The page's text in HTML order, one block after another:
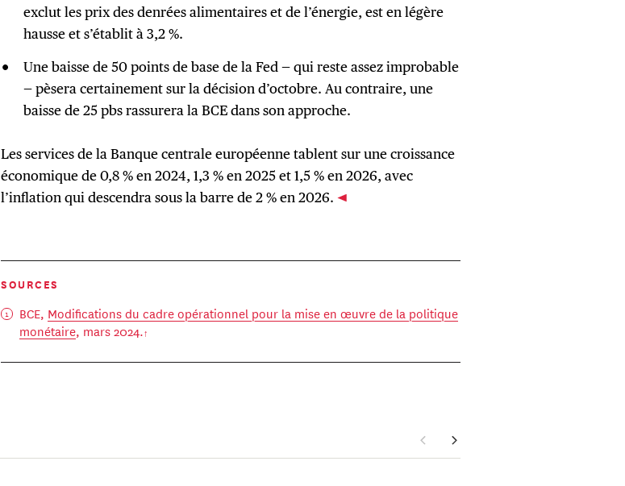
exclut les prix des denrées alimentaires et de l’énergie, est en légère
hausse et s’établit à 3,2 %.
Une baisse de 50 points de base de la Fed — qui reste assez improbable
— pèsera certainement sur la décision d’octobre. Au contraire, une
baisse de 25 pbs rassurera la BCE dans son approche.
Les services de la Banque centrale européenne tablent sur une croissance
économique de 0,8 % en 2024, 1,3 % en 2025 et 1,5 % en 2026, avec
l’inflation qui descendra sous la barre de 2 % en 2026.
SOURCES
BCE, Modifications du cadre opérationnel pour la mise en œuvre de la politique
monétaire, mars 2024.